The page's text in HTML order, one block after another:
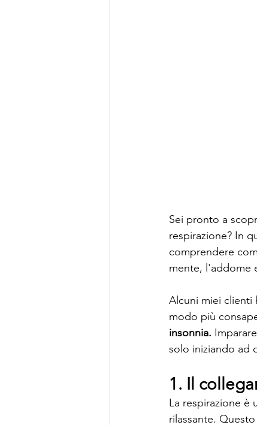
Sei pronto a
respirazione? In
comprendere
mente, l'addome
Alcuni miei clienti
modo più
insonnia.
solo iniziando ad
1. Il
La respirazione è
rilassante.